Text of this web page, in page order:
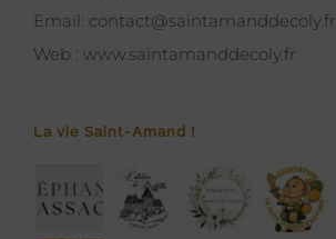
Email: contact@saintamanddecoly.fr
Web : www.saintamanddecoly.fr
La vie Saint-Amand !